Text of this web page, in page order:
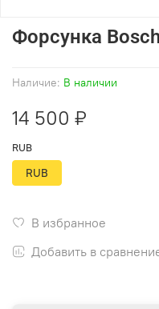
Наличие: В наличии
Форсунка
14 500 ₽
В избранное
Добавить в
RUB
RUB